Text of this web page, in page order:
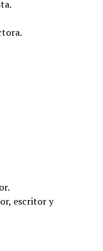
escritor y